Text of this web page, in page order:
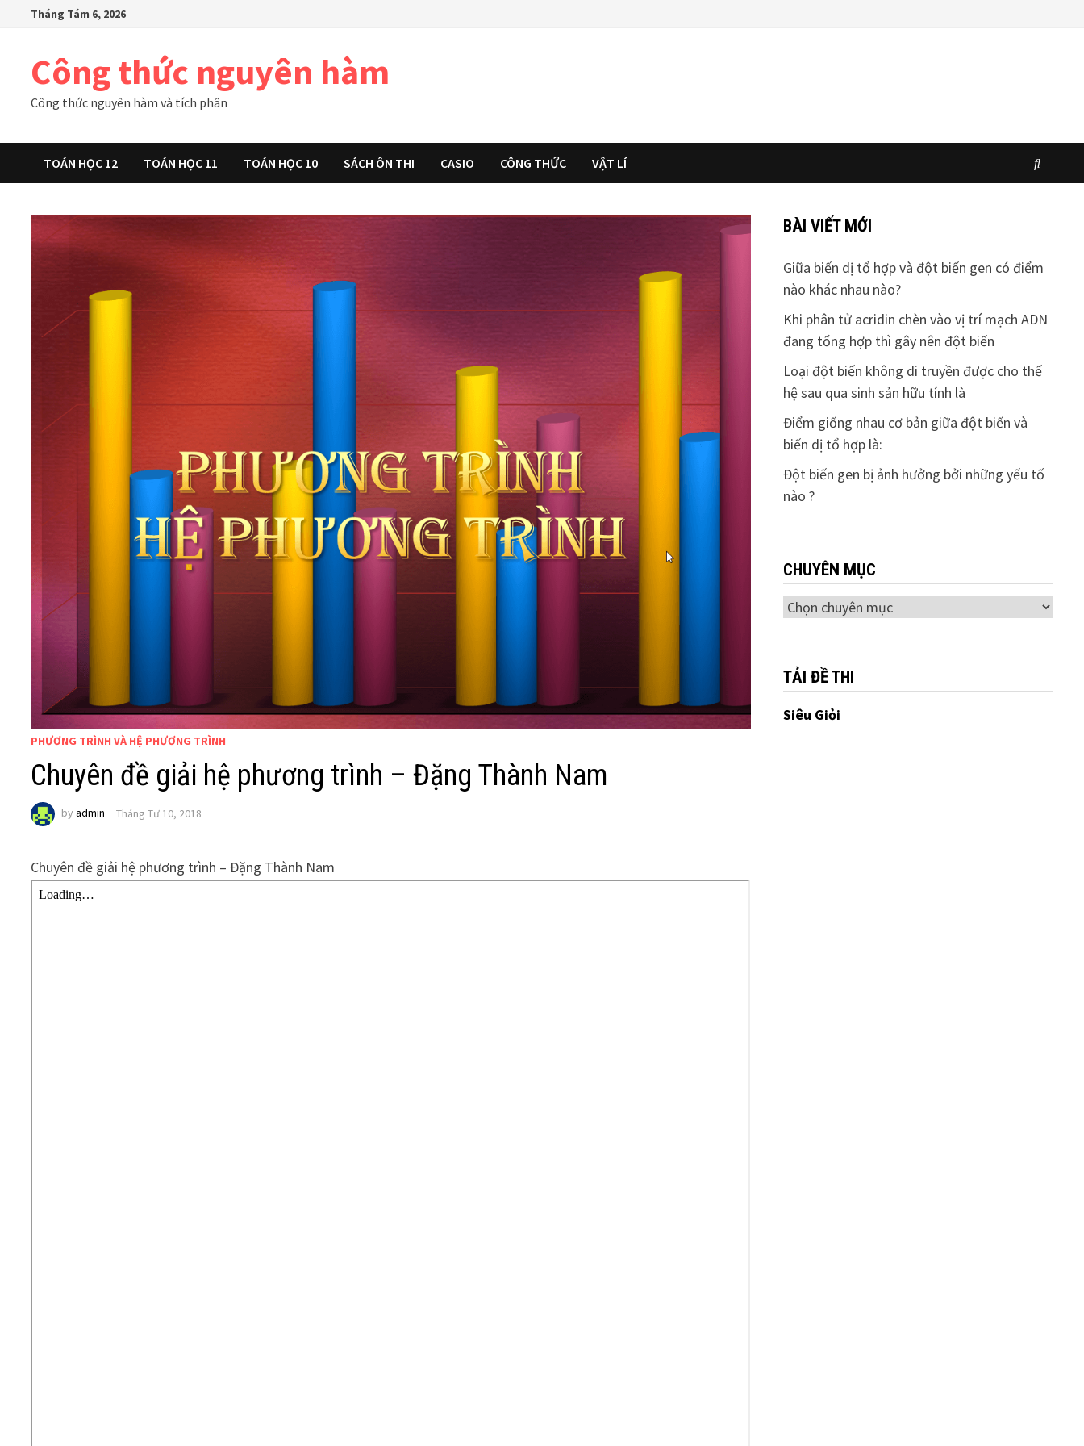
Tháng Tám 6, 2026
Công thức nguyên hàm
Công thức nguyên hàm và tích phân
TOÁN HỌC 12 TOÁN HỌC 11 TOÁN HỌC 10 SÁCH ÔN THI CASIO CÔNG THỨC VẬT LÍ
PHƯƠNG TRÌNH VÀ HỆ PHƯƠNG TRÌNH
Chuyên đề giải hệ phương trình – Đặng Thành Nam
byadmin Tháng Tư 10, 2018
Chuyên đề giải hệ phương trình – Đặng Thành Nam
BÀI VIẾT MỚI
Giữa biến dị tổ hợp và đột biến gen có điểm
nào khác nhau nào?
Khi phân tử acridin chèn vào vị trí mạch ADN
đang tổng hợp thì gây nên đột biến
Loại đột biến không di truyền được cho thế
hệ sau qua sinh sản hữu tính là
Điểm giống nhau cơ bản giữa đột biến và
biến dị tổ hợp là:
Đột biến gen bị ảnh hưởng bởi những yếu tố
nào ?
CHUYÊN MỤC
Chuyên
TẢI ĐỀ THI
Siêu Giỏi